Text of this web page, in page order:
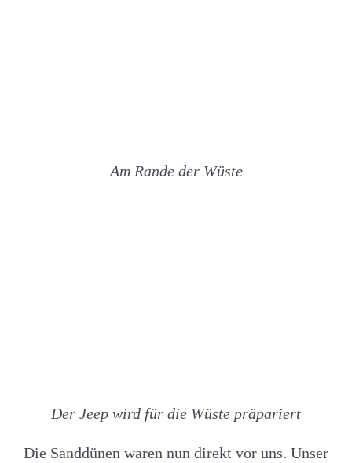
Am Rande der Wüste
Der Jeep wird für die Wüste präpariert
Die Sanddünen waren nun direkt vor uns. Unser